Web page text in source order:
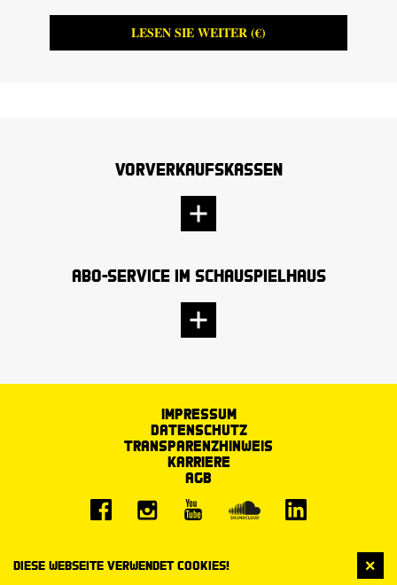
Diese Webseite verwendet Cookies!
LESEN SIE WEITER (€)
Vorverkaufskassen
Abo-Service im Schauspielhaus
Impressum
Datenschutz
Transparenzhinweis
Karriere
AGB